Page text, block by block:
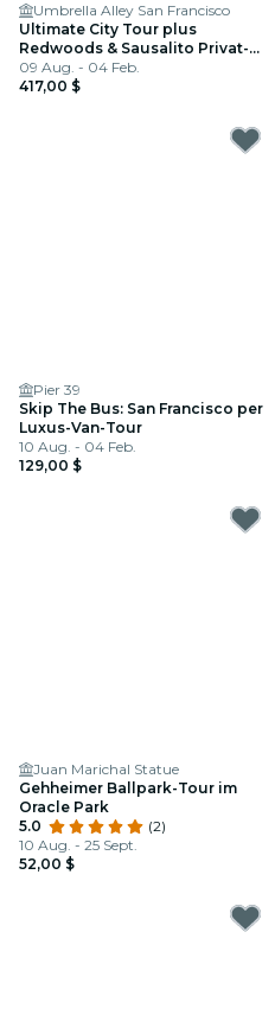
Umbrella Alley San Francisco
Ultimate City Tour plus
Redwoods & Sausalito Privat-
Tour per Jeep
09 Aug. - 04 Feb.
417,00 $
Pier 39
Skip The Bus: San Francisco per
Luxus-Van-Tour
10 Aug. - 04 Feb.
129,00 $
Juan Marichal Statue
Gehheimer Ballpark-Tour im
Oracle Park
5.0
(2)
10 Aug. - 25 Sept.
52,00 $